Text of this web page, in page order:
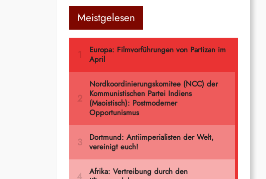
Meistgelesen